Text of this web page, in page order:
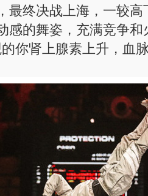
最终决战上海，一较高
感的舞姿，充满竞争和
你肾上腺素上升，血